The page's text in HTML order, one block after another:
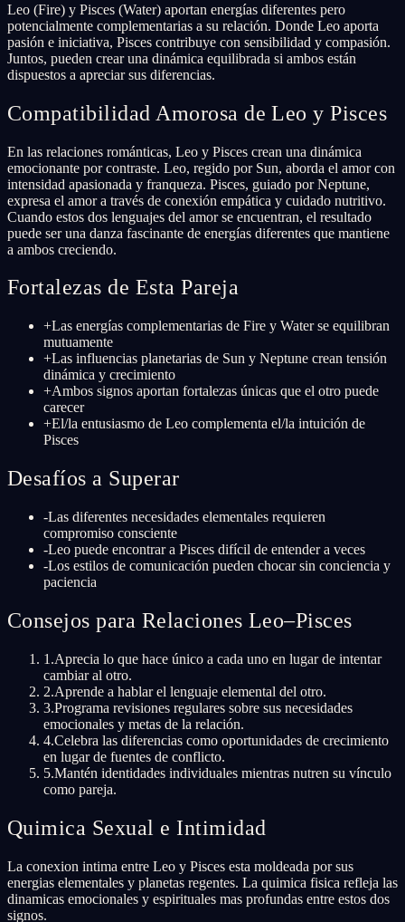
Leo (Fire) y Pisces (Water) aportan energías diferentes pero
potencialmente complementarias a su relación. Donde Leo aporta
pasión e iniciativa, Pisces contribuye con sensibilidad y compasión.
Juntos, pueden crear una dinámica equilibrada si ambos están
dispuestos a apreciar sus diferencias.
Compatibilidad Amorosa de Leo y Pisces
En las relaciones románticas, Leo y Pisces crean una dinámica
emocionante por contraste. Leo, regido por Sun, aborda el amor con
intensidad apasionada y franqueza. Pisces, guiado por Neptune,
expresa el amor a través de conexión empática y cuidado nutritivo.
Cuando estos dos lenguajes del amor se encuentran, el resultado
puede ser una danza fascinante de energías diferentes que mantiene
a ambos creciendo.
Fortalezas de Esta Pareja
+Las energías complementarias de Fire y Water se equilibran
mutuamente
+Las influencias planetarias de Sun y Neptune crean tensión
dinámica y crecimiento
+Ambos signos aportan fortalezas únicas que el otro puede
carecer
+El/la entusiasmo de Leo complementa el/la intuición de
Pisces
Desafíos a Superar
-Las diferentes necesidades elementales requieren
compromiso consciente
-Leo puede encontrar a Pisces difícil de entender a veces
-Los estilos de comunicación pueden chocar sin conciencia y
paciencia
Consejos para Relaciones Leo–Pisces
1 .Aprecia lo que hace único a cada uno en lugar de intentar
cambiar al otro.
2.Aprende a hablar el lenguaje elemental del otro.
3.Programa revisiones regulares sobre sus necesidades
emocionales y metas de la relación.
4.Celebra las diferencias como oportunidades de crecimiento
en lugar de fuentes de conflicto.
5.Mantén identidades individuales mientras nutren su vínculo
como pareja.
Quimica Sexual e Intimidad
La conexion intima entre Leo y Pisces esta moldeada por sus
energias elementales y planetas regentes. La quimica fisica refleja las
dinamicas emocionales y espirituales mas profundas entre estos dos
signos.